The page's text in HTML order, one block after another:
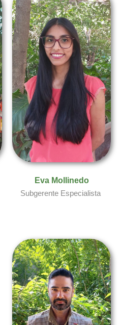
Eva Mollinedo​
Subgerente Especialista